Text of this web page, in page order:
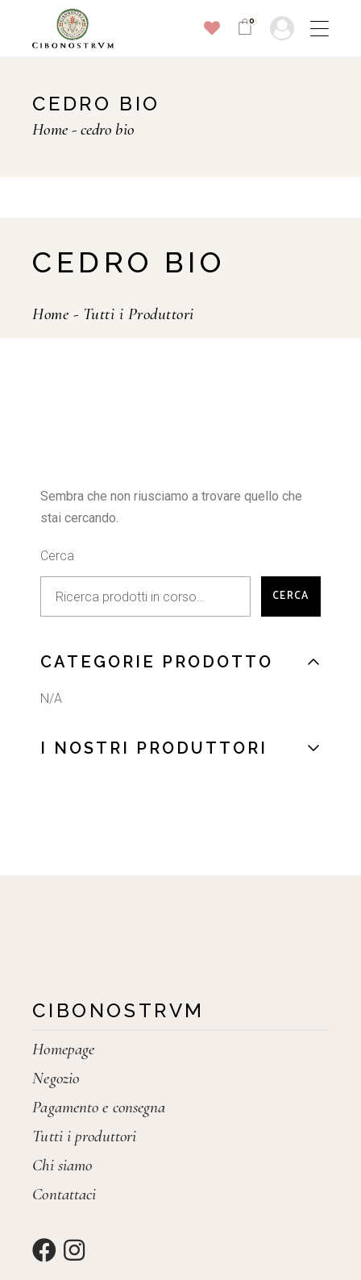
0
CEDRO BIO
Home cedro bio
CEDRO BIO
Home - Tutti i Produttori
Sembra che non riusciamo a trovare quello che
stai cercando.
Cerca
CERCA
CATEGORIE PRODOTTO
N/A
I NOSTRI PRODUTTORI
CIBONOSTRVM
Homepage
Negozio
Pagamento e consegna
Tutti i produttori
Chi siamo
Contattaci